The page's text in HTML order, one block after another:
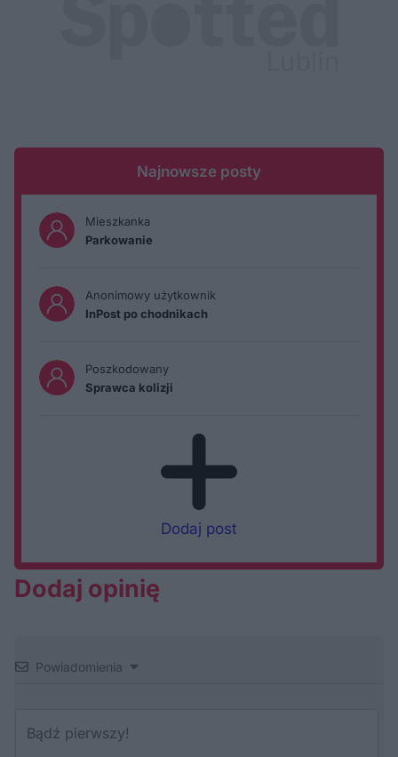
Najnowsze posty
Mieszkanka
Parkowanie
Anonimowy użytkownik
InPost po chodnikach
Poszkodowany
Sprawca kolizji
Dodaj post
Dodaj opinię
Powiadomienia